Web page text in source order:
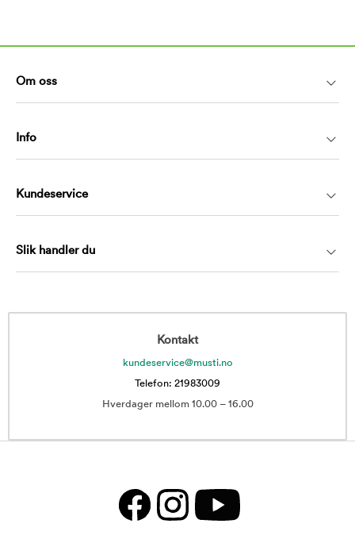
Om oss
Info
Kundeservice
Slik handler du
Kontakt
kundeservice@musti.no
Telefon: 21983009
Hverdager mellom 10.00 – 16.00